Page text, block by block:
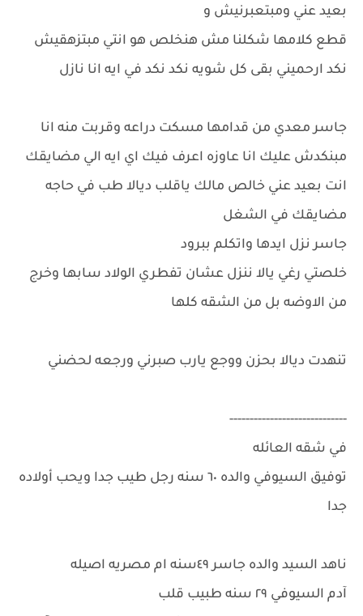
بعيد عني ومبتعبرنيش و
قطع كلامها شكلنا مش هنخلص هو انتي مبتزهقيش
نكد ارحميني بقى كل شويه نكد نكد في ايه انا نازل
جاسر معدي من قدامها مسكت دراعه وقربت منه انا
مبنكدش عليك انا عاوزه اعرف فيك اي ايه الي مضايقك
انت بعيد عني خالص مالك ياقلب ديالا طب في حاجه
مضايقك في الشغل
جاسر نزل ايدها واتكلم ببرود
خلصتي رغي يالا ننزل عشان تفطري الولاد سابها وخرج
من الاوضه بل من الشقه كلها
تنهدت ديالا بحزن ووجع يارب صبرني ورجعه لحضني
-----------------------------
في شقه العائله
توفيق السيوفي والده ٦٠ سنه رجل طيب جدا ويحب أولاده
جدا
ناهد السيد والده جاسر ٤٩سنه ام مصريه اصيله
آدم السيوفي ٢٩ سنه طبيب قلب